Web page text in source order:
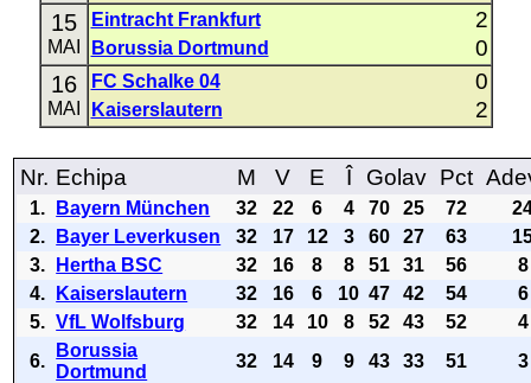
15
MAI
Eintracht Frankfurt 2
Borussia Dortmund 0
16
MAI
FC Schalke 04 0
Kaiserslautern 2
Nr. Echipa M V E Î Golav Pct
1. Bayern München 32 22 6 4 70 25 72
2.
Bayer Leverkusen 32 17 12 3 60 27 63
3.
Hertha BSC 32 16 8 8 51 31 56
8
4.
Kaiserslautern 32 16 6 10 47 42 54
6
5. VfL Wolfsburg 32 14 10 8 52 43 52
4
6.
Borussia
Dortmund
32 14 9 9 43 33 51
3